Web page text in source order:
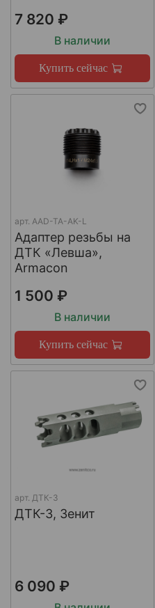
7 820 ₽
В наличии
Купить сейчас
арт. AAD-TA-AK-L
Адаптер резьбы на
ДТК «Левша»,
Armacon
1 500 ₽
В наличии
Купить сейчас
арт. ДТК-3
ДТК-3, Зенит
6 090 ₽